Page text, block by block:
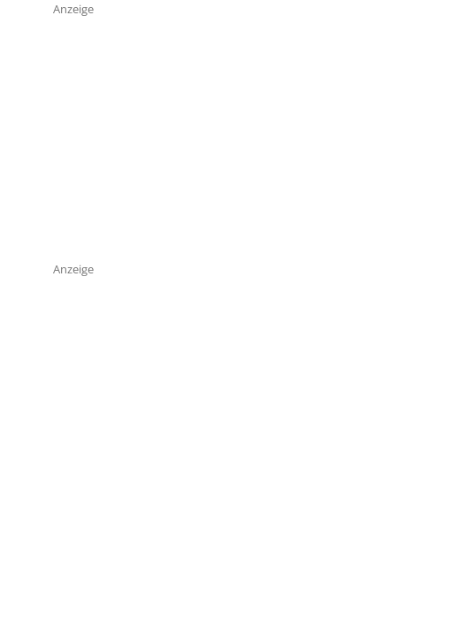
Anzeige
Anzeige